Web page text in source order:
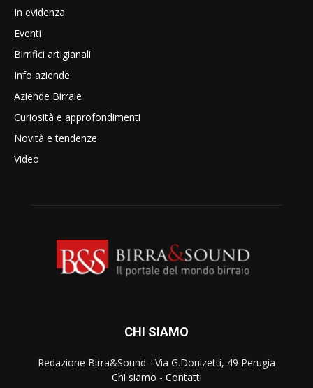
In evidenza
Eventi
Birrifici artigianali
Info aziende
Aziende Birraie
Curiosità e approfondimenti
Novità e tendenze
Video
CHI SIAMO
Redazione Birra&Sound - Via G.Donizetti, 49 Perugia
Chi siamo - Contatti